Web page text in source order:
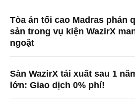
Tòa án tối cao Madras phán
sản trong vụ kiện WazirX
ngoặt
Sàn WazirX tái xuất sau 1
lớn: Giao dịch 0% phí!